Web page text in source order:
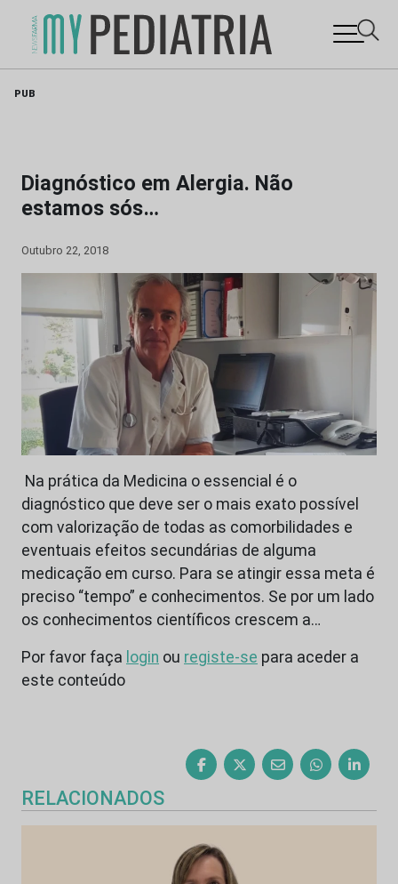
PUB
Diagnóstico em Alergia. Não
estamos sós…
Outubro 22, 2018
Na prática da Medicina o essencial é o
diagnóstico que deve ser o mais exato possível
com valorização de todas as comorbilidades e
eventuais efeitos secundárias de alguma
medicação em curso. Para se atingir essa meta é
preciso “tempo” e conhecimentos. Se por um lado
os conhecimentos científicos crescem a…
Por favor faça login ou registe-se para aceder a
este conteúdo
RELACIONADOS